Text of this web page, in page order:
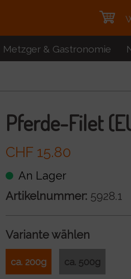
Metzger & Gastronomie
Pferde-Filet
CHF 15.80
An Lager
Artikelnummer: 5928.1
Variante wählen
ca. 200g ca. 500g